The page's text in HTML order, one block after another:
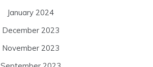
January 2024
December 2023
November 2023